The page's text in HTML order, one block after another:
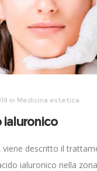
in Medicina estetica
ialuronico
viene descritto il
ialuronico nella